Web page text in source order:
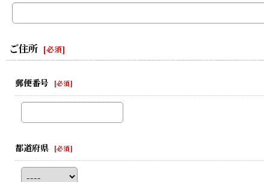
ご住所 [必須]
郵便番号 [必須]
都道府県 [必須]